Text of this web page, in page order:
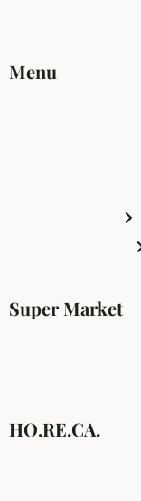
Menu
Super Market
HO.RE.CA.